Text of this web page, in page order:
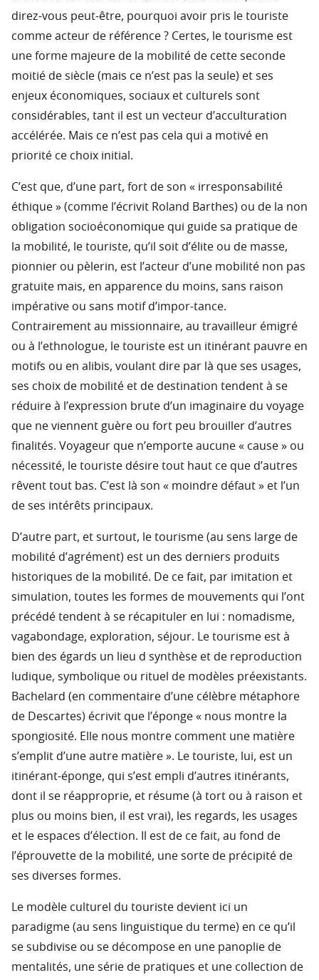
direz-vous peut-être, pourquoi avoir pris le touriste
comme acteur de référence ? Certes, le tourisme est
une forme majeure de la mobilité de cette seconde
moitié de siècle (mais ce n’est pas la seule) et ses
enjeux économiques, sociaux et culturels sont
considérables, tant il est un vecteur d’acculturation
accélérée. Mais ce n’est pas cela qui a motivé en
priorité ce choix initial.
C’est que, d’une part, fort de son « irresponsabilité
éthique » (comme l’écrivit Roland Barthes) ou de la non
obligation socioéconomique qui guide sa pratique de
la mobilité, le touriste, qu’il soit d’élite ou de masse,
pionnier ou pèlerin, est l’acteur d’une mobilité non pas
gratuite mais, en apparence du moins, sans raison
impérative ou sans motif d’impor-tance.
Contrairement au missionnaire, au travailleur émigré
ou à l’ethnologue, le touriste est un itinérant pauvre en
motifs ou en alibis, voulant dire par là que ses usages,
ses choix de mobilité et de destination tendent à se
réduire à l’expression brute d’un imaginaire du voyage
que ne viennent guère ou fort peu brouiller d’autres
finalités. Voyageur que n’emporte aucune « cause » ou
nécessité, le touriste désire tout haut ce que d’autres
rêvent tout bas. C’est là son « moindre défaut » et l’un
de ses intérêts principaux.
D’autre part, et surtout, le tourisme (au sens large de
mobilité d’agrément) est un des derniers produits
historiques de la mobilité. De ce fait, par imitation et
simulation, toutes les formes de mouvements qui l’ont
précédé tendent à se récapituler en lui : nomadisme,
vagabondage, exploration, séjour. Le tourisme est à
bien des égards un lieu d synthèse et de reproduction
ludique, symbolique ou rituel de modèles préexistants.
Bachelard (en commentaire d’une célèbre métaphore
de Descartes) écrivit que l’éponge « nous montre la
spongiosité. Elle nous montre comment une matière
s’emplit d’une autre matière ». Le touriste, lui, est un
itinérant-éponge, qui s’est empli d’autres itinérants,
dont il se réapproprie, et résume (à tort ou à raison et
plus ou moins bien, il est vrai), les regards, les usages
et le espaces d’élection. Il est de ce fait, au fond de
l’éprouvette de la mobilité, une sorte de précipité de
ses diverses formes.
Le modèle culturel du touriste devient ici un
paradigme (au sens linguistique du terme) en ce qu’il
se subdivise ou se décompose en une panoplie de
mentalités, une série de pratiques et une collection de